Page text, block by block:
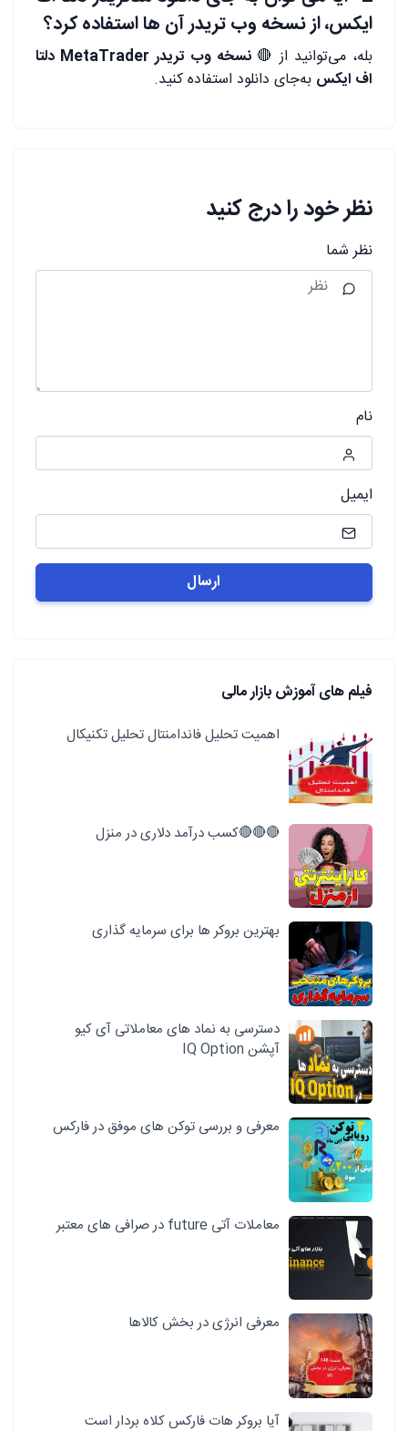
ایکس، از نسخه وب تریدر آن ها استفاده کرد؟
بله، می‌توانید از 🔴
نسخه وب تریدر MetaTrader دلتا
اف ایکس به‌جای دانلود استفاده کنید.
نظر خود را درج کنید
نظر شما
نام
ایمیل
فیلم های آموزش بازار مالی
اهمیت تحلیل فاندامنتال تحلیل تکنیکال
🔴🔴🔴کسب درآمد دلاری در منزل
بهترین بروکر ها برای سرمایه گذاری
دسترسی به نماد های معاملاتی آی کیو
آپشن IQ Option
معرفی و بررسی توکن های موفق در فارکس
معاملات آتی future در صرافی های معتبر
معرفی انرژی در بخش کالاها
آیا بروکر هات فارکس کلاه بردار است